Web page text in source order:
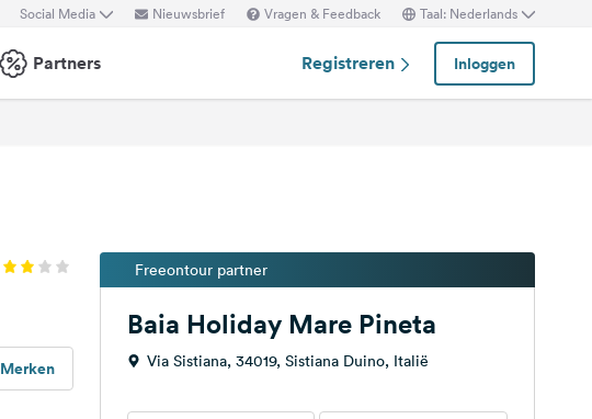
Social Media Nieuwsbrief Vragen & Feedback Taal: Nederlands
Partners Registreren Inloggen
Merken
Freeontour partner
Baia Holiday Mare Pineta
Via Sistiana, 34019, Sistiana Duino, Italië